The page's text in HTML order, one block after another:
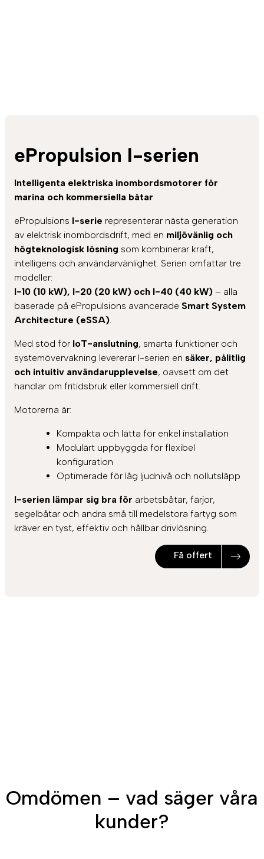
ePropulsion I-serien
Intelligenta elektriska inombordsmotorer för
marina och kommersiella båtar
ePropulsions I-serie representerar nästa generation
av elektrisk inombordsdrift, med en miljövänlig och
högteknologisk lösning som kombinerar kraft,
intelligens och användarvänlighet. Serien omfattar tre
modeller:
I-10 (10 kW), I-20 (20 kW) och I-40 (40 kW) – alla
baserade på ePropulsions avancerade Smart System
Architecture (eSSA).
Med stöd för IoT-anslutning, smarta funktioner och
systemövervakning levererar I-serien en säker, pålitlig
och intuitiv användarupplevelse, oavsett om det
handlar om fritidsbruk eller kommersiell drift.
Motorerna är:
Kompakta och lätta för enkel installation
Modulärt uppbyggda för flexibel
konfiguration
Optimerade för låg ljudnivå och nollutsläpp
I-serien lämpar sig bra för arbetsbåtar, färjor,
segelbåtar och andra små till medelstora fartyg som
kräver en tyst, effektiv och hållbar drivlösning.
Få offert
Omdömen – vad säger våra
kunder?